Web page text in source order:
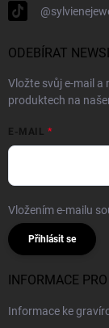
ODEBÍRAT
Vložte svůj e-mail a
produktech na
E-MAIL
Vložením e-mailu
Přihlásit se
INFORMACE
Informace ke